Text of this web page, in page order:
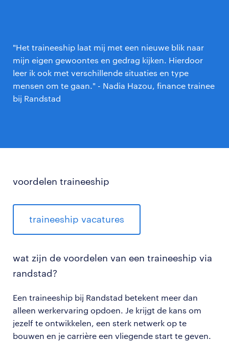
"Het traineeship laat mij met een nieuwe blik naar
mijn eigen gewoontes en gedrag kijken. Hierdoor
leer ik ook met verschillende situaties en type
mensen om te gaan." - Nadia Hazou, finance trainee
bij Randstad
voordelen traineeship
traineeship vacatures
wat zijn de voordelen van een traineeship via
randstad?
Een traineeship bij Randstad betekent meer dan
alleen werkervaring opdoen. Je krijgt de kans om
jezelf te ontwikkelen, een sterk netwerk op te
bouwen en je carrière een vliegende start te geven.